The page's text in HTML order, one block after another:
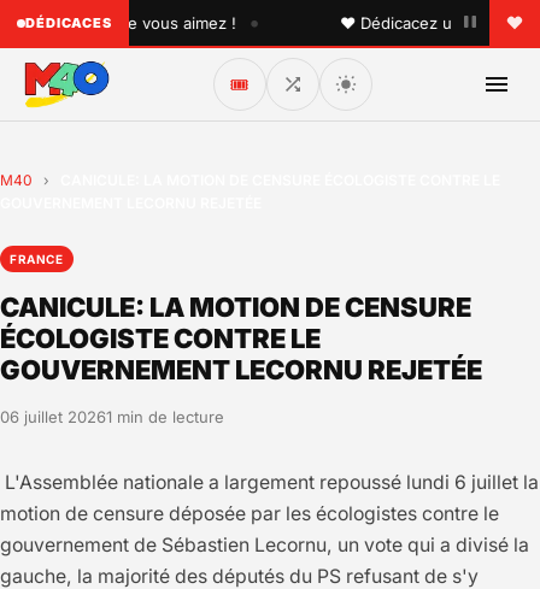
DÉDICACESque vous aimez ! • ♥ Dédicacez un titre à vos
🎟️
M40 ›
FRANCE
CANICULE: LA MOTION DE CENSURE
ÉCOLOGISTE CONTRE LE
GOUVERNEMENT LECORNU REJETÉE
06 juillet 20261 min de lecture
L'Assemblée nationale a largement repoussé lundi 6 juillet la
motion de censure déposée par les écologistes contre le
gouvernement de Sébastien Lecornu, un vote qui a divisé la
gauche, la majorité des députés du PS refusant de s'y